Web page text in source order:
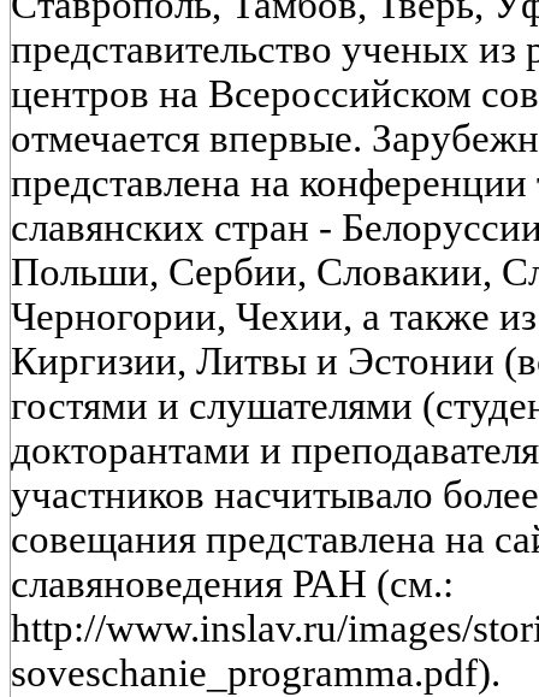
представительство ученых
центров на Всероссийском
отмечается впервые.
представлена на
славянских стран -
Польши, Сербии, Словакии,
Черногории, Чехии, а также
Киргизии, Литвы и Эстонии
гостями и слушателями
докторантами и
участников насчитывало
совещания представлена на
славяноведения РАН (см.:
http://www.inslav.ru/images/
soveschanie_programma.pdf).